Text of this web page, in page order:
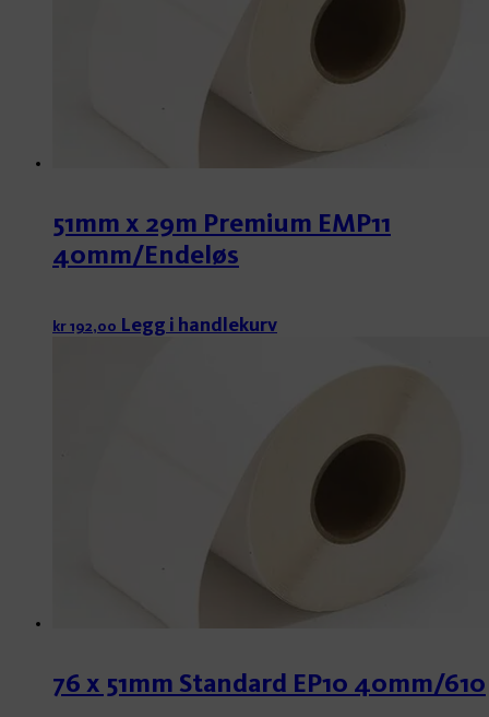
51mm x 29m Premium EMP11
40mm/Endeløs
kr192,00 Legg i handlekurv
76 x 51mm Standard EP10 40mm/610